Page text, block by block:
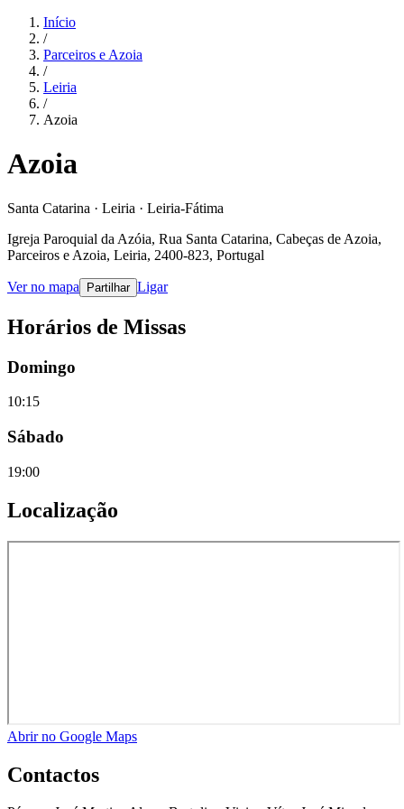
Início
/
Parceiros e Azoia
/
Leiria
/
Azoia
Azoia
Santa Catarina · Leiria · Leiria-Fátima
Igreja Paroquial da Azóia, Rua Santa Catarina, Cabeças de Azoia,
Parceiros e Azoia, Leiria, 2400-823, Portugal
Ver no mapa Partilhar Ligar
Horários de Missas
Domingo
10:15
Sábado
19:00
Localização
Abrir no Google Maps
Contactos